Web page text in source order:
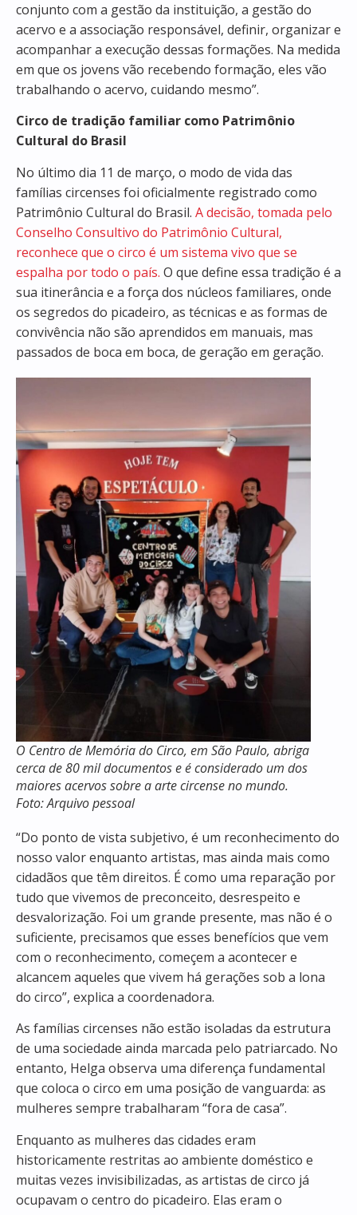
conjunto com a gestão da instituição, a gestão do
acervo e a associação responsável, definir, organizar e
acompanhar a execução dessas formações. Na medida
em que os jovens vão recebendo formação, eles vão
trabalhando o acervo, cuidando mesmo”.
Circo de tradição familiar como Patrimônio
Cultural do Brasil
No último dia 11 de março, o modo de vida das
famílias circenses foi oficialmente registrado como
Patrimônio Cultural do Brasil. A decisão, tomada pelo
Conselho Consultivo do Patrimônio Cultural,
reconhece que o circo é um sistema vivo que se
espalha por todo o país. O que define essa tradição é a
sua itinerância e a força dos núcleos familiares, onde
os segredos do picadeiro, as técnicas e as formas de
convivência não são aprendidos em manuais, mas
passados de boca em boca, de geração em geração.
O Centro de Memória do Circo, em São Paulo, abriga
cerca de 80 mil documentos e é considerado um dos
maiores acervos sobre a arte circense no mundo.
Foto: Arquivo pessoal
“Do ponto de vista subjetivo, é um reconhecimento do
nosso valor enquanto artistas, mas ainda mais como
cidadãos que têm direitos. É como uma reparação por
tudo que vivemos de preconceito, desrespeito e
desvalorização. Foi um grande presente, mas não é o
suficiente, precisamos que esses benefícios que vem
com o reconhecimento, começem a acontecer e
alcancem aqueles que vivem há gerações sob a lona
do circo”, explica a coordenadora.
As famílias circenses não estão isoladas da estrutura
de uma sociedade ainda marcada pelo patriarcado. No
entanto, Helga observa uma diferença fundamental
que coloca o circo em uma posição de vanguarda: as
mulheres sempre trabalharam “fora de casa”.
Enquanto as mulheres das cidades eram
historicamente restritas ao ambiente doméstico e
muitas vezes invisibilizadas, as artistas de circo já
ocupavam o centro do picadeiro. Elas eram o